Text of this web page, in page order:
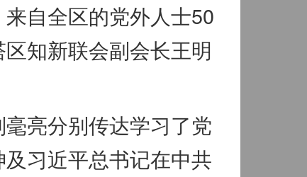
自全区的党外人士50
知新联会副会长王明
亮分别传达学习了党
习近平总书记在中共